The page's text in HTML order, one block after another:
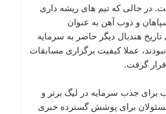
در حالی که تیم های ریشه داری
و ذوب آهن به عنوان
تاریخ هندبال دیگر حاضر به سرمایه
عملا کیفیت برگزاری مسابقات
برای جذب سرمایه در لیگ برتر و
برای پوشش گسترده خبری